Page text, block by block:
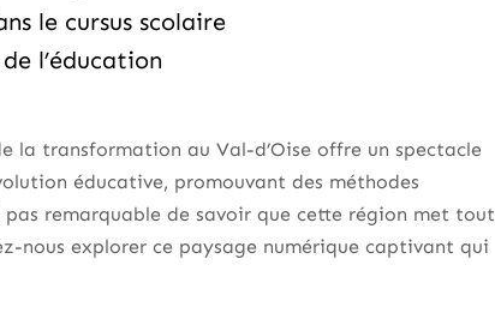
le cursus scolaire
l’éducation
la transformation au Val-d’Oise offre un spectacle
éducative, promouvant des méthodes
remarquable de savoir que cette région met tout
nous explorer ce paysage numérique captivant qui